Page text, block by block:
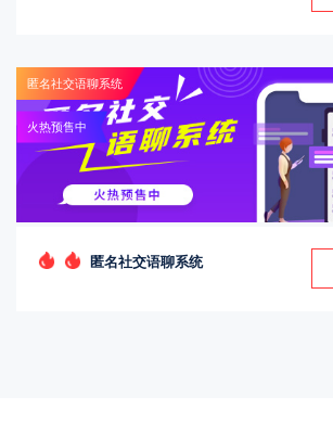
匿名社交语聊系统
火热预售中
匿名社交语聊系统